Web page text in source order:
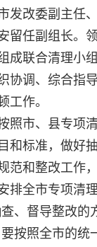
发改委副主任
任副组长。
成联合清理小
协调、综合指
理整顿工作
照市、县专项
和标准，做好
范和整改工作
全市专项清
、督导整改的
按照全市的统